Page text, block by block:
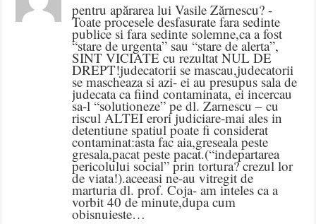
pentru apărarea lui Vasile Zărnescu? -
Toate procesele desfasurate fara sedinte
publice si fara sedinte solemne,ca a fost
“stare de urgenta” sau “stare de alerta”,
SINT VICIATE cu rezultat NUL DE
DREPT!judecatorii se mascau,judecatorii
se mascheaza si azi- ei au presupus sala de
judecata ca fiind contaminata, ei incercau
sa-l “solutioneze” pe dl. Zarnescu – cu
riscul ALTEI erori judiciare-mai ales in
detentiune spatiul poate fi considerat
contaminat:asta fac aia,greseala peste
gresala,pacat peste pacat.(“indepartarea
pericolului social” prin tortura? crezul lor
de viata!).aceeasi ne-au vitregit de
marturia dl. prof. Coja- am inteles ca a
vorbit 40 de minute,dupa cum
obisnuieste…